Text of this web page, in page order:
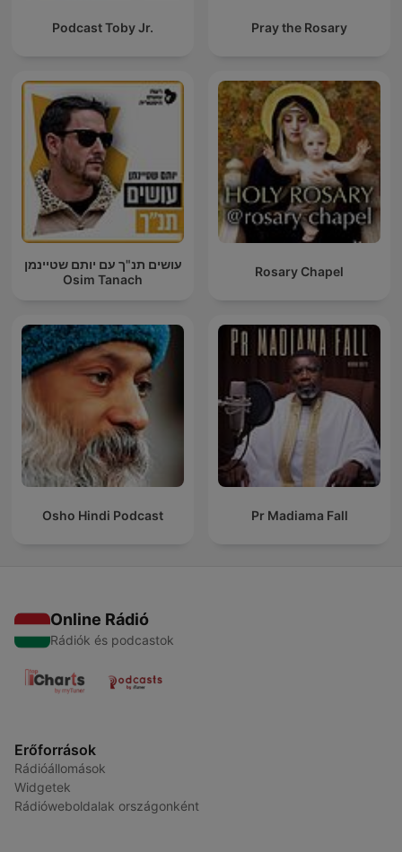
Podcast Toby Jr. Pray the Rosary
עושים תנ"ך עם יותם שטיינמן
Osim Tanach
Rosary Chapel
Osho Hindi Podcast Pr Madiama Fall
Online Rádió
Rádiók és podcastok
Erőforrások
Rádióállomások
Widgetek
Rádióweboldalak országonként